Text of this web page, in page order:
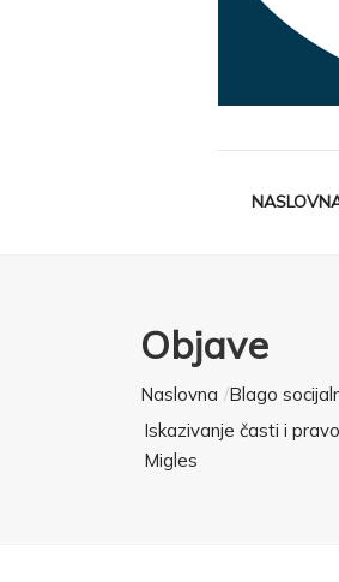
Objave
Naslovna Blago
Iskazivanje časti i
Migles